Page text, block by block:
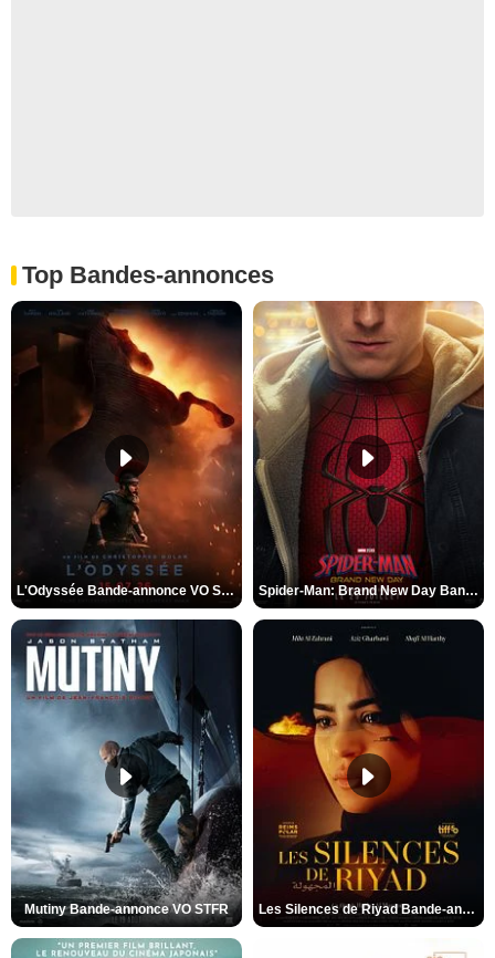
Top Bandes-annonces
L'Odyssée Bande-annonce VO STFR Spider-Man: Brand New Day Bande-annonce VO STFR
Mutiny Bande-annonce VO STFR Les Silences de Riyad Bande-annonce VO STFR